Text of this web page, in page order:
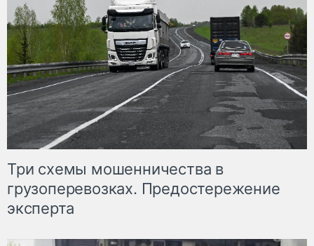
Три схемы мошенничества в
грузоперевозках. Предостережение
эксперта